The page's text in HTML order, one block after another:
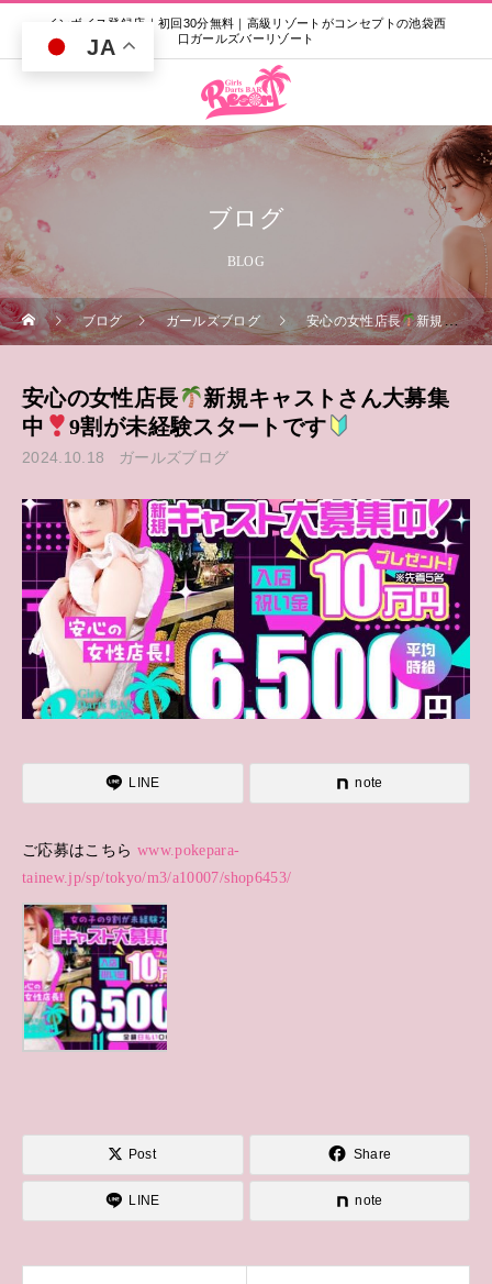
インボイス登録店｜初回30分無料｜高級リゾートがコンセプトの池袋西
口ガールズバーリゾート
ブログ
BLOG
ブログ ガールズブログ 安心の女性店長 新規キャストさん大募集中
安心の女性店長
新規キャストさん大募集
中
9割が未経験スタートです
2024.10.18 ガールズブログ
LINE note
ご応募はこちら www.pokepara-
tainew.jp/sp/tokyo/m3/a10007/shop6453/
Post Share
LINE note
JA